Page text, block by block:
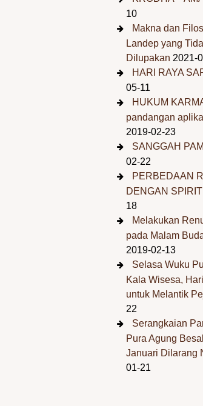
10
Makna dan
Landep yang
Dilupakan 2021-
HARI RAYA
05-11
HUKUM
pandangan
2019-02-23
SANGGAH
02-22
PERBEDAAN
DENGAN
18
Melakukan
pada Malam
2019-02-13
Selasa Wuku
Kala Wisesa,
untuk Melantik
22
Serangkaian
Pura Agung
Januari Dilarang
01-21